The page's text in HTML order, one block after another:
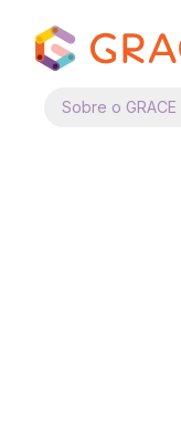
Sobre o GRACE